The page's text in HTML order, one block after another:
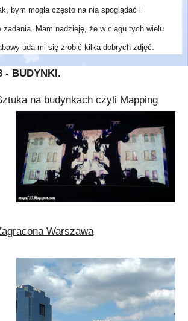
bym mogła często na nią spoglądać i
zadania. Mam nadzieję, że w ciągu tych wielu
uda mi się zrobić kilka dobrych zdjęć.
- BUDYNKI.
na budynkach czyli Mapping
Warszawa